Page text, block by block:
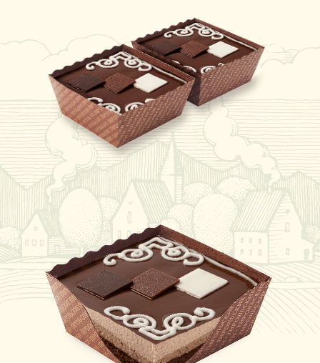
Куличи
Кафе-кондитерские
Новости
Где купить
О компании